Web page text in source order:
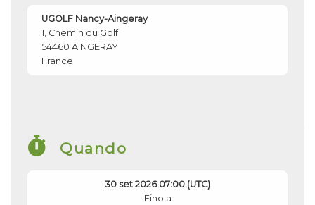
UGOLF Nancy-Aingeray
1, Chemin du Golf
54460 AINGERAY
France
Quando
30 set 2026 07:00 (UTC)
Fino a